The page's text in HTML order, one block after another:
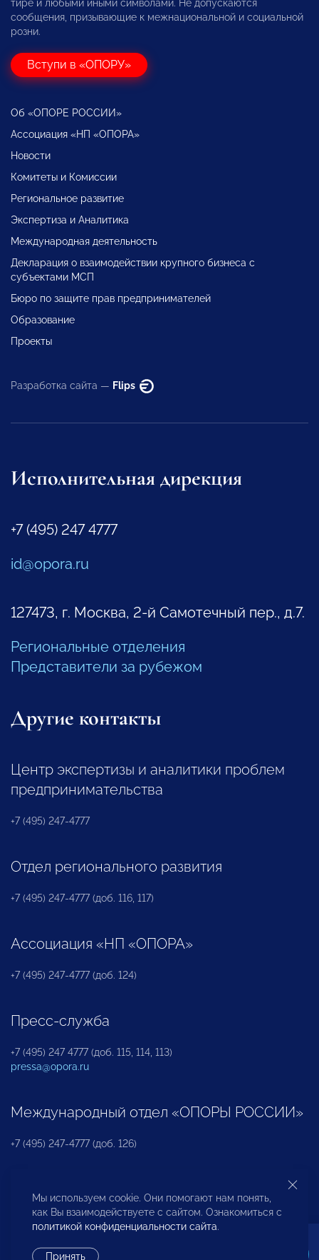
тире и любыми иными символами. Не допускаются
сообщения, призывающие к межнациональной и социальной
розни.
Вступи в «ОПОРУ»
Об «ОПОРЕ РОССИИ»
Ассоциация «НП «ОПОРА»
Новости
Комитеты и Комиссии
Региональное развитие
Экспертиза и Аналитика
Международная деятельность
Декларация о взаимодействии крупного бизнеса с
субъектами МСП
Бюро по защите прав предпринимателей
Образование
Проекты
Разработка сайта — Flips
Исполнительная дирекция
+7 (495) 247 4777
id@opora.ru
127473, г. Москва, 2-й Самотечный пер., д.7.
Региональные отделения
Представители за рубежом
Другие контакты
Центр экспертизы и аналитики проблем
предпринимательства
+7 (495) 247-4777
Отдел регионального развития
+7 (495) 247-4777 (доб. 116, 117)
Ассоциация «НП «ОПОРА»
+7 (495) 247-4777 (доб. 124)
Пресс-служба
+7 (495) 247 4777 (доб. 115, 114, 113)
pressa@opora.ru
Международный отдел «ОПОРЫ РОССИИ»
+7 (495) 247-4777 (доб. 126)
Бюро по защите прав предпринимателей и
инвесторов
Мы используем cookie. Они помогают нам понять,
как Вы взаимодействуете с сайтом. Ознакомиться с
политикой конфиденциальности сайта.
Принять